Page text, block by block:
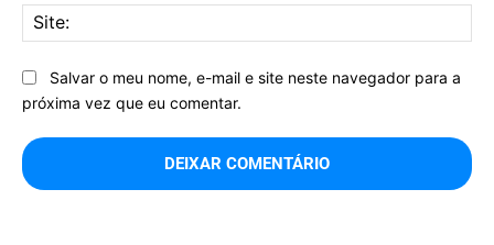
Salvar o meu nome, e-mail e site neste navegador para a
próxima vez que eu comentar.